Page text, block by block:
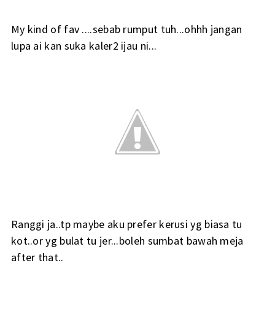
My kind of fav ....sebab rumput tuh...ohhh jangan
lupa ai kan suka kaler2 ijau ni...
Ranggi ja..tp maybe aku prefer kerusi yg biasa tu
kot..or yg bulat tu jer...boleh sumbat bawah meja
after that..